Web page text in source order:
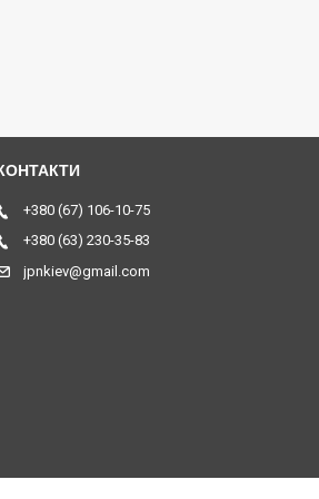
+380 (67) 106-10-75
+380 (63) 230-35-83
jpnkiev@gmail.com